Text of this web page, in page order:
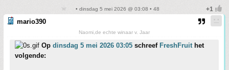
• dinsdag 5 mei 2026 @ 03:08 • 48
mario390
Naomi,de echte winaar v. Jaar
Op dinsdag 5 mei 2026 03:05 schreef FreshFruit het
volgende: